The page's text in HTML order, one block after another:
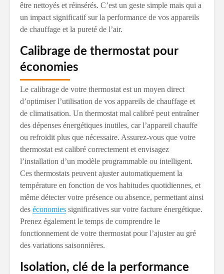
être nettoyés et réinsérés. C’est un geste simple mais qui a
un impact significatif sur la performance de vos appareils
de chauffage et la pureté de l’air.
Calibrage de thermostat pour
économies
Le calibrage de votre thermostat est un moyen direct
d’optimiser l’utilisation de vos appareils de chauffage et
de climatisation. Un thermostat mal calibré peut entraîner
des dépenses énergétiques inutiles, car l’appareil chauffe
ou refroidit plus que nécessaire. Assurez-vous que votre
thermostat est calibré correctement et envisagez
l’installation d’un modèle programmable ou intelligent.
Ces thermostats peuvent ajuster automatiquement la
température en fonction de vos habitudes quotidiennes, et
même détecter votre présence ou absence, permettant ainsi
des économies significatives sur votre facture énergétique.
Prenez également le temps de comprendre le
fonctionnement de votre thermostat pour l’ajuster au gré
des variations saisonnières.
Isolation, clé de la performance